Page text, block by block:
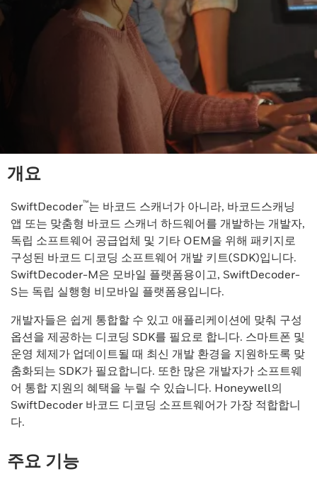
개요
SwiftDecoder™는 바코드 스캐너가 아니라, 바코드스캐닝
앱 또는 맞춤형 바코드 스캐너 하드웨어를 개발하는 개발자,
독립 소프트웨어 공급업체 및 기타 OEM을 위해 패키지로
구성된 바코드 디코딩 소프트웨어 개발 키트(SDK)입니다.
SwiftDecoder-M은 모바일 플랫폼용이고, SwiftDecoder-
S는 독립 실행형 비모바일 플랫폼용입니다.
개발자들은 쉽게 통합할 수 있고 애플리케이션에 맞춰 구성
옵션을 제공하는 디코딩 SDK를 필요로 합니다. 스마트폰 및
운영 체제가 업데이트될 때 최신 개발 환경을 지원하도록 맞
춤화되는 SDK가 필요합니다. 또한 많은 개발자가 소프트웨
어 통합 지원의 혜택을 누릴 수 있습니다. Honeywell의
SwiftDecoder 바코드 디코딩 소프트웨어가 가장 적합합니
다.
주요 기능